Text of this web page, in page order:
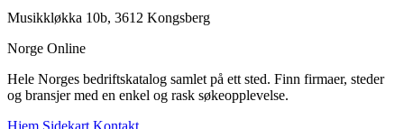
Musikkløkka 10b, 3612 Kongsberg
Norge Online
Hele Norges bedriftskatalog samlet på ett sted. Finn firmaer, steder
og bransjer med en enkel og rask søkeopplevelse.
Hjem Sidekart Kontakt